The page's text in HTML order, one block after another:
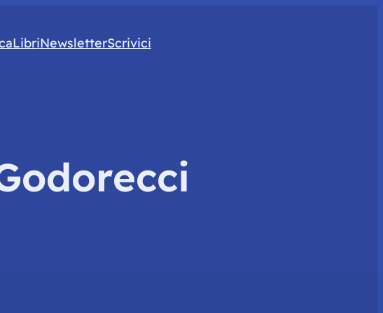
LibriNewsletterScrivici